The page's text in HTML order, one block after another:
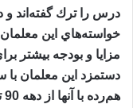
درس را ترك گفته‌اند و
خواسته‌هاي اين
مزايا و بودجه بيشتر
دستمزد اين معلمان با